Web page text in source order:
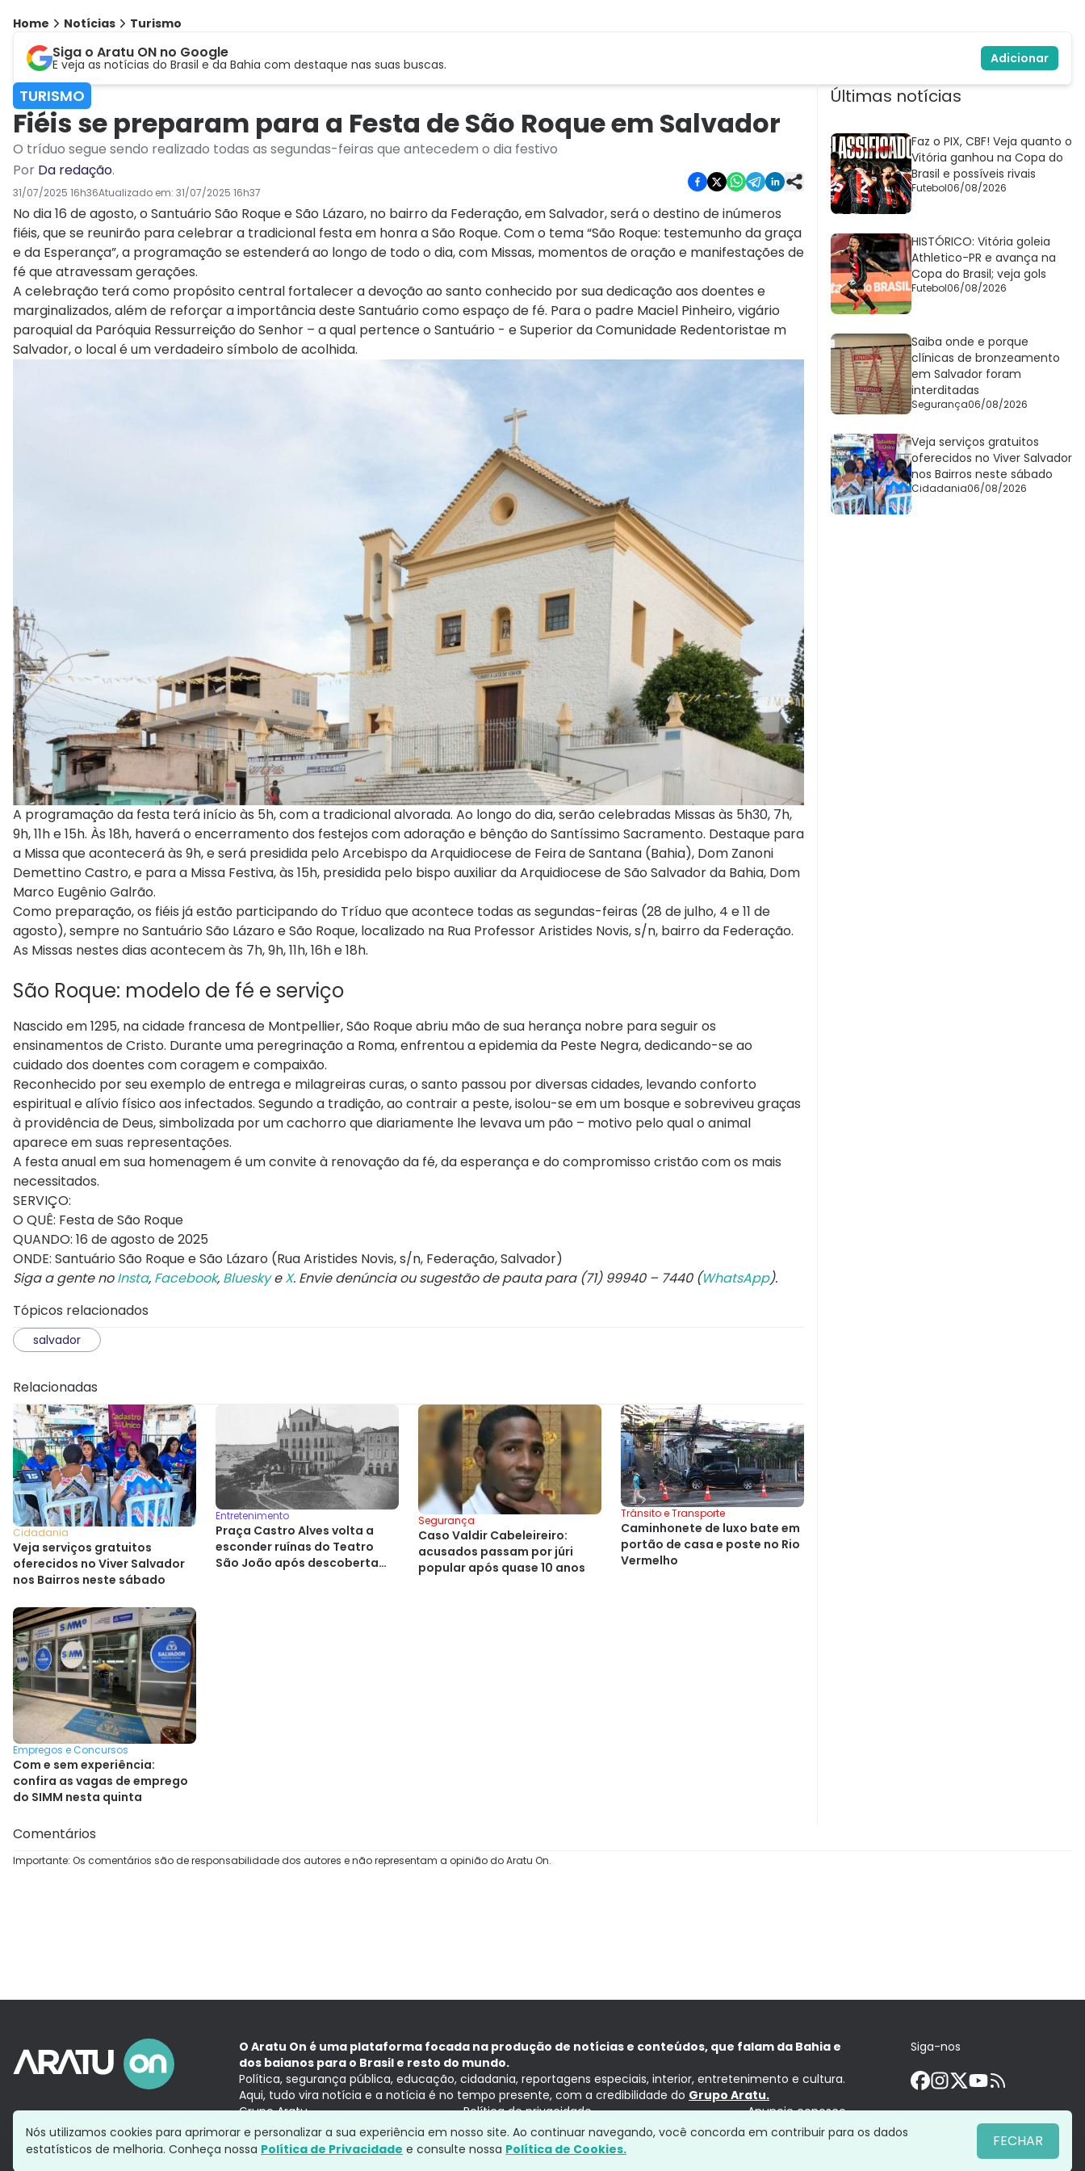
Home Notícias Turismo
Siga o Aratu ON no Google
E veja as notícias do Brasil e da Bahia com destaque nas suas buscas. Adicionar
TURISMO
Fiéis se preparam para a Festa de São Roque em Salvador
O tríduo segue sendo realizado todas as segundas-feiras que antecedem o dia festivo
Por Da redação.
31/07/2025 16h36Atualizado em: 31/07/2025 16h37
No dia 16 de agosto, o Santuário São Roque e São Lázaro, no bairro da Federação, em Salvador, será o destino de inúmeros
fiéis, que se reunirão para celebrar a tradicional festa em honra a São Roque. Com o tema “São Roque: testemunho da graça
e da Esperança”, a programação se estenderá ao longo de todo o dia, com Missas, momentos de oração e manifestações de
fé que atravessam gerações.
A celebração terá como propósito central fortalecer a devoção ao santo conhecido por sua dedicação aos doentes e
marginalizados, além de reforçar a importância deste Santuário como espaço de fé. Para o padre Maciel Pinheiro, vigário
paroquial da Paróquia Ressurreição do Senhor – a qual pertence o Santuário - e Superior da Comunidade Redentoristae m
Salvador, o local é um verdadeiro símbolo de acolhida.
A programação da festa terá início às 5h, com a tradicional alvorada. Ao longo do dia, serão celebradas Missas às 5h30, 7h,
9h, 11h e 15h. Às 18h, haverá o encerramento dos festejos com adoração e bênção do Santíssimo Sacramento. Destaque para
a Missa que acontecerá às 9h, e será presidida pelo Arcebispo da Arquidiocese de Feira de Santana (Bahia), Dom Zanoni
Demettino Castro, e para a Missa Festiva, às 15h, presidida pelo bispo auxiliar da Arquidiocese de São Salvador da Bahia, Dom
Marco Eugênio Galrão.
Como preparação, os fiéis já estão participando do Tríduo que acontece todas as segundas-feiras (28 de julho, 4 e 11 de
agosto), sempre no Santuário São Lázaro e São Roque, localizado na Rua Professor Aristides Novis, s/n, bairro da Federação.
As Missas nestes dias acontecem às 7h, 9h, 11h, 16h e 18h.
São Roque: modelo de fé e serviço
Nascido em 1295, na cidade francesa de Montpellier, São Roque abriu mão de sua herança nobre para seguir os
ensinamentos de Cristo. Durante uma peregrinação a Roma, enfrentou a epidemia da Peste Negra, dedicando-se ao
cuidado dos doentes com coragem e compaixão.
Reconhecido por seu exemplo de entrega e milagreiras curas, o santo passou por diversas cidades, levando conforto
espiritual e alívio físico aos infectados. Segundo a tradição, ao contrair a peste, isolou-se em um bosque e sobreviveu graças
à providência de Deus, simbolizada por um cachorro que diariamente lhe levava um pão – motivo pelo qual o animal
aparece em suas representações.
A festa anual em sua homenagem é um convite à renovação da fé, da esperança e do compromisso cristão com os mais
necessitados.
SERVIÇO:
O QUÊ: Festa de São Roque
QUANDO: 16 de agosto de 2025
ONDE: Santuário São Roque e São Lázaro (Rua Aristides Novis, s/n, Federação, Salvador)
Siga a gente noInsta, Facebook, BlueskyeX. Envie denúncia ou sugestão de pauta para (71) 99940 – 7440 (WhatsApp).
Tópicos relacionados
salvador
Relacionadas
Cidadania
Veja serviços gratuitos
oferecidos no Viver Salvador
nos Bairros neste sábado
Entretenimento
Praça Castro Alves volta a
esconder ruínas do Teatro
São João após descoberta
Segurança
Caso Valdir Cabeleireiro:
acusados passam por júri
popular após quase 10 anos
Trânsito e Transporte
Caminhonete de luxo bate em
portão de casa e poste no Rio
Vermelho
Empregos e Concursos
Com e sem experiência:
confira as vagas de emprego
do SIMM nesta quinta
Últimas notícias
Faz o PIX, CBF! Veja quanto o
Vitória ganhou na Copa do
Brasil e possíveis rivais
Futebol06/08/2026
HISTÓRICO: Vitória goleia
Athletico-PR e avança na
Copa do Brasil; veja gols
Futebol06/08/2026
Saiba onde e porque
clínicas de bronzeamento
em Salvador foram
interditadas
Segurança06/08/2026
Veja serviços gratuitos
oferecidos no Viver Salvador
nos Bairros neste sábado
Cidadania06/08/2026
Comentários
Importante: Os comentários são de responsabilidade dos autores e não representam a opinião do Aratu On.
O Aratu On é uma plataforma focada na produção de notícias e conteúdos, que falam da Bahia e
dos baianos para o Brasil e resto do mundo.
Política, segurança pública, educação, cidadania, reportagens especiais, interior, entretenimento e cultura.
Aqui, tudo vira notícia e a notícia é no tempo presente, com a credibilidade do Grupo Aratu.
Grupo Aratu
Política de privacidade Anuncie conosco
Siga-nos
Nós utilizamos cookies para aprimorar e personalizar a sua experiência em nosso site. Ao continuar navegando, você concorda em contribuir para os dados
estatísticos de melhoria. Conheça nossa Política de Privacidade e consulte nossa Política de Cookies. FECHAR